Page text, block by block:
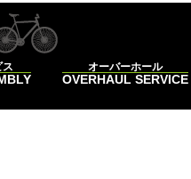
ス オーバーホール
OVERHAUL SERVICE